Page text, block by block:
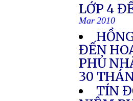
LỚP 4
Mar 2010
ĐẾN
PHỦ
30
TÍN